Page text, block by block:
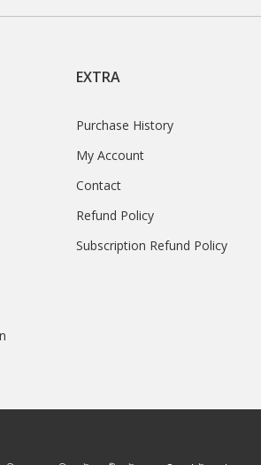
EXTRA
Purchase History
My Account
Contact
Refund Policy
Subscription Refund Policy